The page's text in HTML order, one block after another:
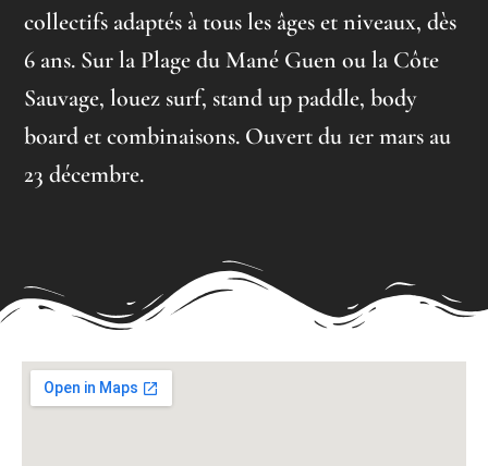
collectifs adaptés à tous les âges et niveaux, dès
6 ans. Sur la Plage du Mané Guen ou la Côte
Sauvage, louez surf, stand up paddle, body
board et combinaisons. Ouvert du 1er mars au
23 décembre.